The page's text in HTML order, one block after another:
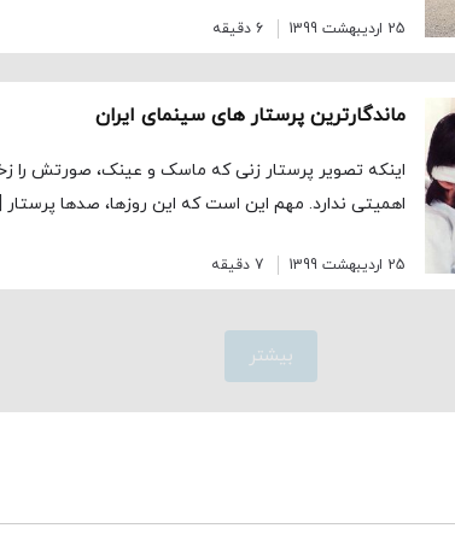
25 اردیبهشت 1399 6 دقیقه
ماندگارترین پرستار های سینمای ایران
اینکه تصویر پرستار زنی که ماسک و عینک، صورتش را
اهمیتی ندارد. مهم این است که این روزها، صدها
25 اردیبهشت 1399 7 دقیقه
بیشتر